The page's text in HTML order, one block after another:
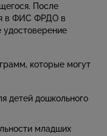
После
в ФИС ФРДО в
удостоверение
которые могут
детей дошкольного
младших